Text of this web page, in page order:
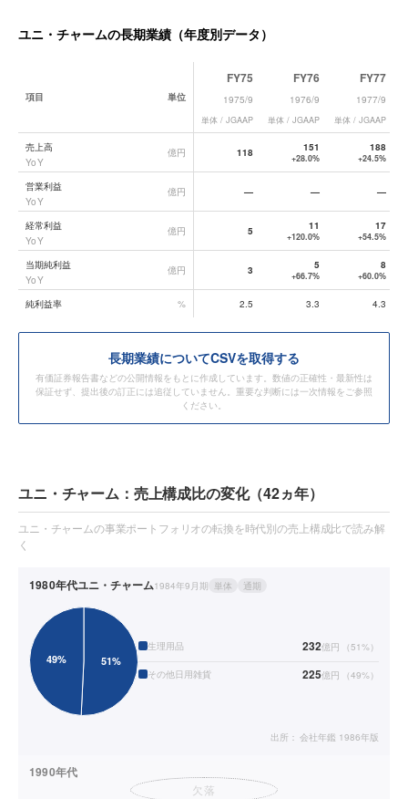
ユニ・チャームの長期業績（年度別データ）
ユニ・チャーム
項目 単位
FY75
1975/9
単体 / JGAAP
FY76
1976/9
単体 / JGAAP
FY77
1977/9
単体 / JGAAP
売上高
YoY
億円 118 151
+28.0%
188
+24.5%
営業利益
YoY
億円 — — —
経常利益
YoY
億円 5 11
+120.0%
17
+54.5%
当期純利益
YoY
億円 3 5
+66.7%
8
+60.0%
純利益率 % 2.5 3.3 4.3
長期業績についてCSVを取得する
有価証券報告書などの公開情報をもとに作成しています。数値の正確性・最新性は
保証せず、提出後の訂正には追従していません。重要な判断には一次情報をご参照
ください。
ユニ・チャーム：売上構成比の変化（42ヵ年）
ユニ・チャームの事業ポートフォリオの転換を時代別の売上構成比で読み解
く
1980年代ユニ・チャーム1984年9月期 単体 通期
生理用品 232億円 （51%）
その他日用雑貨 225億円 （49%）
出所： 会社年鑑 1986年版
1990年代
欠落